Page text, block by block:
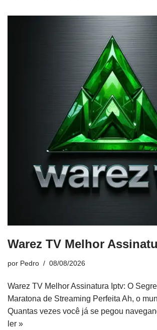
Warez TV Melhor
por Pedro 08/08/2026
Warez TV Melhor Assinatura Iptv: O
Maratona de Streaming Perfeita Ah, o
Quantas vezes você já se pegou
ler »